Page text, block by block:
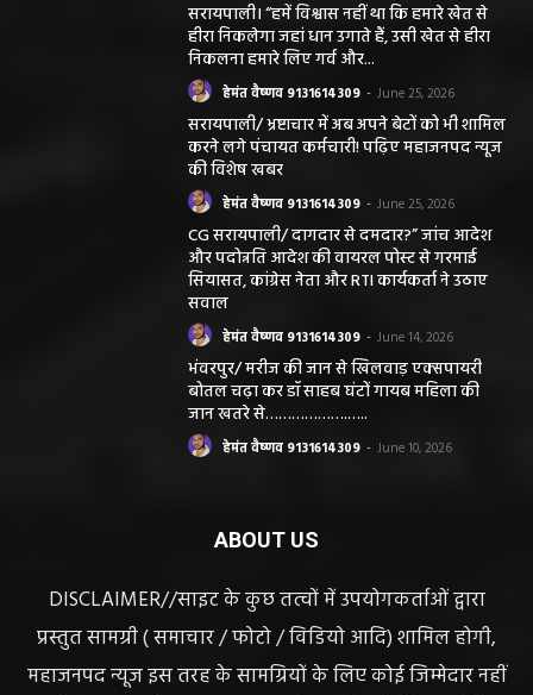
सरायपाली। “हमें विश्वास नहीं था कि हमारे खेत से
हीरा निकलेगा जहां धान उगाते हैं, उसी खेत से हीरा
निकलना हमारे लिए गर्व और...
हेमंत वैष्णव 9131614309 - June 25, 2026
सरायपाली/ भ्रष्टाचार में अब अपने बेटों को भी शामिल
करने लगे पंचायत कर्मचारी! पढ़िए महाजनपद न्यूज
की विशेष खबर
हेमंत वैष्णव 9131614309 - June 25, 2026
CG सरायपाली/ दागदार से दमदार?” जांच आदेश
और पदोन्नति आदेश की वायरल पोस्ट से गरमाई
सियासत, कांग्रेस नेता और RTI कार्यकर्ता ने उठाए
सवाल
हेमंत वैष्णव 9131614309 - June 14, 2026
भंवरपुर/ मरीज की जान से खिलवाड़ एक्सपायरी
बोतल चढ़ा कर डॉ साहब घंटों गायब महिला की
जान खतरे से……………….…..
हेमंत वैष्णव 9131614309 - June 10, 2026
ABOUT US
DISCLAIMER//साइट के कुछ तत्वों में उपयोगकर्ताओं द्वारा
प्रस्तुत सामग्री ( समाचार / फोटो / विडियो आदि) शामिल होगी,
महाजनपद न्यूज इस तरह के सामग्रियों के लिए कोई जिम्मेदार नहीं